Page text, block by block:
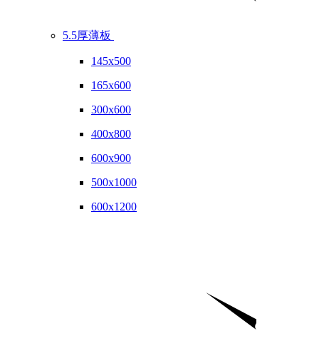
5.5厚薄板
145x500
165x600
300x600
400x800
600x900
500x1000
600x1200